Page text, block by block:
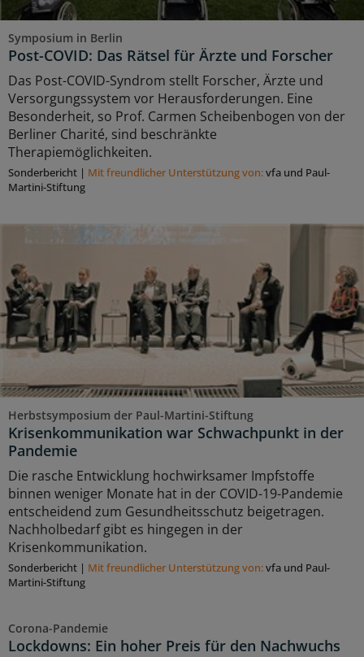
Symposium in Berlin
Post-COVID: Das Rätsel für Ärzte und Forscher
Das Post-COVID-Syndrom stellt Forscher, Ärzte und
Versorgungssystem vor Herausforderungen. Eine
Besonderheit, so Prof. Carmen Scheibenbogen von der
Berliner Charité, sind beschränkte
Therapiemöglichkeiten.
Sonderbericht | Mit freundlicher Unterstützung von:vfa und Paul-
Martini-Stiftung
Herbstsymposium der Paul-Martini-Stiftung
Krisenkommunikation war Schwachpunkt in der
Pandemie
Die rasche Entwicklung hochwirksamer Impfstoffe
binnen weniger Monate hat in der COVID-19-Pandemie
entscheidend zum Gesundheitsschutz beigetragen.
Nachholbedarf gibt es hingegen in der
Krisenkommunikation.
Sonderbericht | Mit freundlicher Unterstützung von:vfa und Paul-
Martini-Stiftung
Corona-Pandemie
Lockdowns: Ein hoher Preis für den Nachwuchs